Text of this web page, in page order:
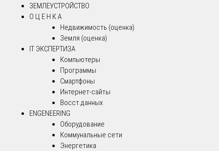
ЗЕМЛЕУСТРОЙСТВО
О Ц Е Н К А
Недвижимость (оценка)
Земля (оценка)
IT ЭКСПЕРТИЗА
Компьютеры
Программы
Смартфоны
Интернет-сайты
Восст.данных
ENGENEERING
Оборудование
Коммунальные сети
Энергетика